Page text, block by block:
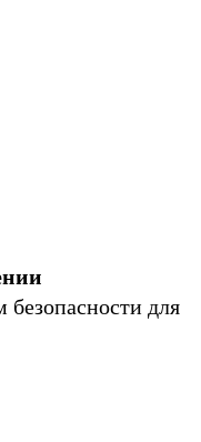
безопасности для